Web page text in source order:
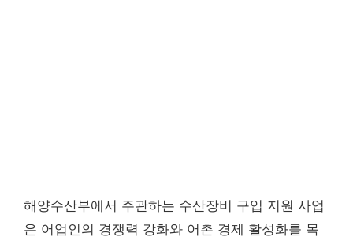
해양수산부에서 주관하는 수산장비 구입 지원 사업
은 어업인의 경쟁력 강화와 어촌 경제 활성화를 목